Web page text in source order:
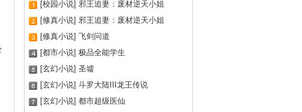
[校园小说] 邪王追妻：废材逆天小姐
[修真小说] 邪王追妻：废材逆天小姐
[修真小说] 飞剑问道
[都市小说] 极品全能学生
[玄幻小说] 圣墟
[玄幻小说] 斗罗大陆III龙王传说
[玄幻小说] 都市超级医仙